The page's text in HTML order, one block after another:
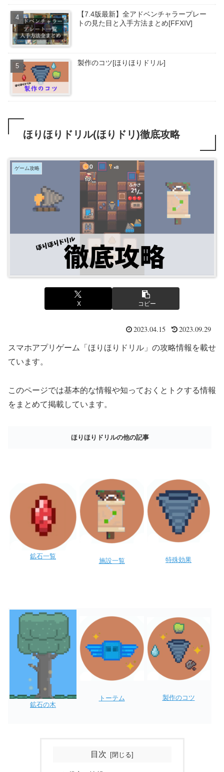
【7.4版最新】全アドベンチャラープレー
トの見た目と入手方法まとめ[FFXIV]
製作のコツ[ほりほりドリル]
ほりほりドリル(ほりドリ)徹底攻略
ゲーム攻略
X コピー
2023.04.15 2023.09.29
スマホアプリゲーム「ほりほりドリル」の攻略情報を載せ
ています。
このページでは基本的な情報や知っておくとトクする情報
をまとめて掲載しています。
ほりほりドリルの他の記事
鉱石一覧
施設一覧 特殊効果
鉱石の木
トーテム 製作のコツ
目次